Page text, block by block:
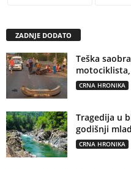
ZADNJE DODATO
Teška
CRNA HRONIKA
Tragedija u
godišnji
CRNA HRONIKA